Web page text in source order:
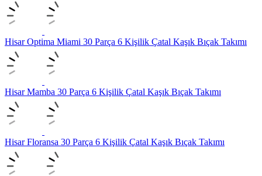
Hisar Optima Miami 30 Parça 6 Kişilik Çatal Kaşık Bıçak Takımı
Hisar Mamba 30 Parça 6 Kişilik Çatal Kaşık Bıçak Takımı
Hisar Floransa 30 Parça 6 Kişilik Çatal Kaşık Bıçak Takımı